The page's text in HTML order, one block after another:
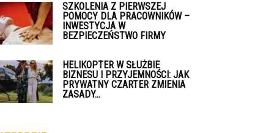
SZKOLENIA Z PIERWSZEJ
POMOCY DLA PRACOWNIKÓW –
INWESTYCJA W
BEZPIECZEŃSTWO FIRMY
HELIKOPTER W SŁUŻBIE
BIZNESU I PRZYJEMNOŚCI: JAK
PRYWATNY CZARTER ZMIENIA
ZASADY...